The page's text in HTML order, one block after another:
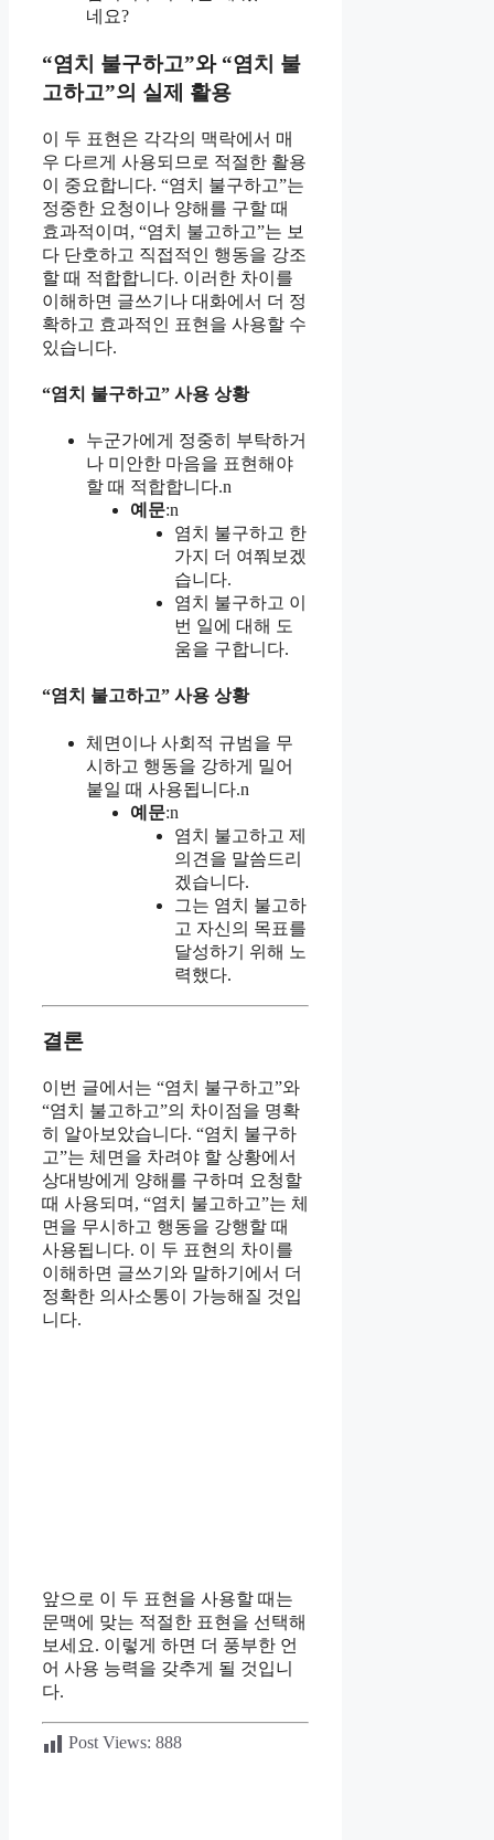
네요?
“염치 불구하고”와 “염치 불
고하고”의 실제 활용
이 두 표현은 각각의 맥락에서 매
우 다르게 사용되므로 적절한 활용
이 중요합니다. “염치 불구하고”는
정중한 요청이나 양해를 구할 때
효과적이며, “염치 불고하고”는 보
다 단호하고 직접적인 행동을 강조
할 때 적합합니다. 이러한 차이를
이해하면 글쓰기나 대화에서 더 정
확하고 효과적인 표현을 사용할 수
있습니다.
“염치 불구하고” 사용 상황
누군가에게 정중히 부탁하거
나 미안한 마음을 표현해야
할 때 적합합니다.n
예문:n
염치 불구하고 한
가지 더 여쭤보겠
습니다.
염치 불구하고 이
번 일에 대해 도
움을 구합니다.
“염치 불고하고” 사용 상황
체면이나 사회적 규범을 무
시하고 행동을 강하게 밀어
붙일 때 사용됩니다.n
예문:n
염치 불고하고 제
의견을 말씀드리
겠습니다.
그는 염치 불고하
고 자신의 목표를
달성하기 위해 노
력했다.
결론
이번 글에서는 “염치 불구하고”와
“염치 불고하고”의 차이점을 명확
히 알아보았습니다. “염치 불구하
고”는 체면을 차려야 할 상황에서
상대방에게 양해를 구하며 요청할
때 사용되며, “염치 불고하고”는 체
면을 무시하고 행동을 강행할 때
사용됩니다. 이 두 표현의 차이를
이해하면 글쓰기와 말하기에서 더
정확한 의사소통이 가능해질 것입
니다.
앞으로 이 두 표현을 사용할 때는
문맥에 맞는 적절한 표현을 선택해
보세요. 이렇게 하면 더 풍부한 언
어 사용 능력을 갖추게 될 것입니
다.
Post Views: 888